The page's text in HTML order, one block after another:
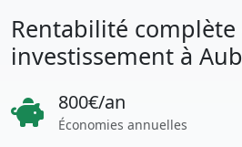
Rentabilité complète
investissement à
800€/an
Économies annuelles